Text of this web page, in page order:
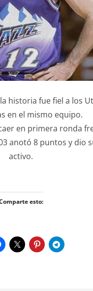
historia fue fiel a los
en el mismo equipo.
en primera ronda
anotó 8 puntos y dio
activo.
esto: